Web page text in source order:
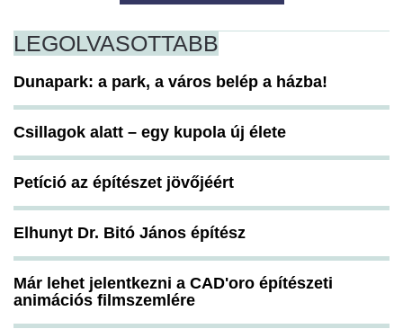
LEGOLVASOTTABB
Dunapark: a park, a város belép a házba!
Csillagok alatt – egy kupola új élete
Petíció az építészet jövőjéért
Elhunyt Dr. Bitó János építész
Már lehet jelentkezni a CAD'oro építészeti
animációs filmszemlére